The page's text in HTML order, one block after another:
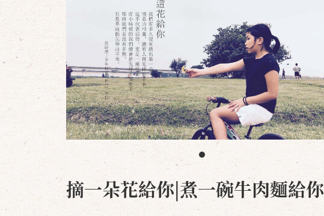
摘一朵花給你|煮一碗牛肉麵給你